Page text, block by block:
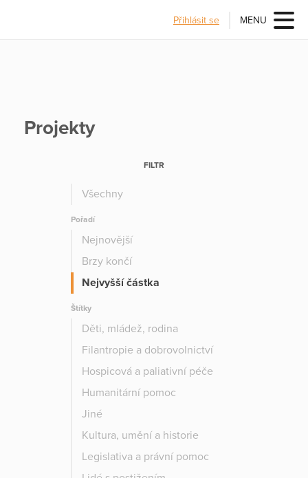
Přihlásit se MENU
Projekty
FILTR
Všechny
Pořadí
Nejnovější
Brzy končí
Nejvyšší částka
Štítky
Děti, mládež, rodina
Filantropie a dobrovolnictví
Hospicová a paliativní péče
Humanitární pomoc
Jiné
Kultura, umění a historie
Legislativa a právní pomoc